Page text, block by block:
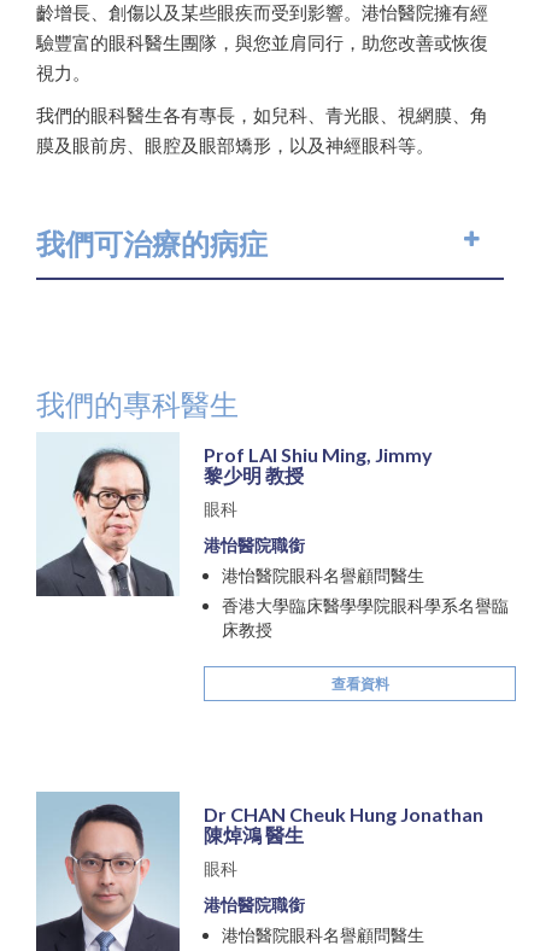
齡增長、創傷以及某些眼疾而受到影響。港怡醫院擁有經
驗豐富的眼科醫生團隊，與您並肩同行，助您改善或恢復
視力。
我們的眼科醫生各有專長，如兒科、青光眼、視網膜、角
膜及眼前房、眼腔及眼部矯形，以及神經眼科等。
我們可治療的病症
我們的專科醫生
Prof LAI Shiu Ming, Jimmy
黎少明 教授
眼科
港怡醫院職銜
港怡醫院眼科名譽顧問醫生
香港大學臨床醫學學院眼科學系名譽臨
床教授
查看資料
Dr CHAN Cheuk Hung Jonathan
陳焯鴻 醫生
眼科
港怡醫院職銜
港怡醫院眼科名譽顧問醫生